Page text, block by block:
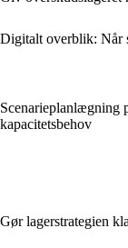
Digitalt overblik: Når
Scenarieplanlægning
kapacitetsbehov
Gør lagerstrategien